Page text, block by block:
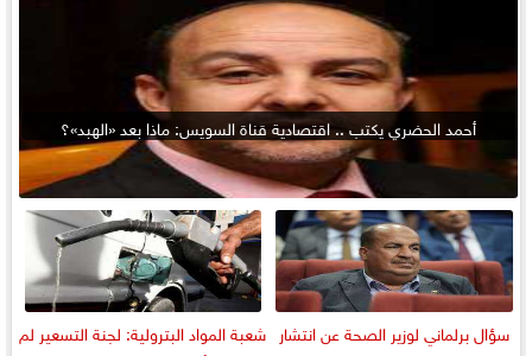
أحمد الحضري يكتب .. اقتصادية قناة السويس: ماذا بعد «الهبد»؟
سؤال برلماني لوزير الصحة عن انتشار شعبة المواد البترولية: لجنة التسعير لم